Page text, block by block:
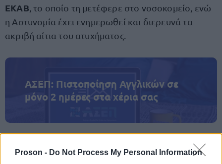
Proson - Do Not Process My Personal Information
ΕΚΑΒ , το οποίο τη μετέφερε στο νοσοκομείο, ενώ
η Αστυνομία έχει ενημερωθεί και διερευνά τα
ακριβή αίτια του ατυχήματος.
ΑΣΕΠ: Πιστοποίηση Αγγλικών σε
μόνο 2 ημέρες στα χέρια σας